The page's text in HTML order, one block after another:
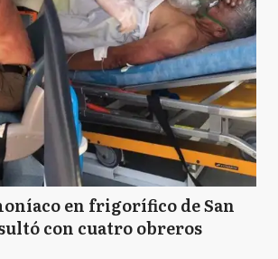
en frigorífico de San
con cuatro obreros